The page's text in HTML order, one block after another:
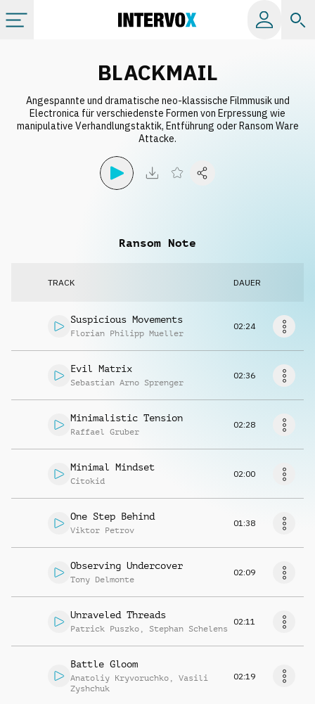
Alle Alben
Musikanfrage
BLACKMAIL
Angespannte und dramatische neo-klassische Filmmusik und
Electronica für verschiedenste Formen von Erpressung wie
manipulative Verhandlungstaktik, Entführung oder Ransom Ware
Attacke.
Ransom Note
TRACK DAUER
Suspicious Movements
Florian Philipp Mueller
02:24
Evil Matrix
Sebastian Arno Sprenger
02:36
Minimalistic Tension
Raffael Gruber
02:28
Minimal Mindset
Citokid
02:00
One Step Behind
Viktor Petrov
01:38
Observing Undercover
Tony Delmonte
02:09
Unraveled Threads
Patrick Puszko , Stephan Schelens
02:11
Battle Gloom
Anatoliy Kryvoruchko , Vasili
Zyshchuk
02:19